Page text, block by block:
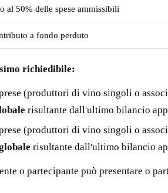
al 50% delle spese ammissibili
a fondo perduto
richiedibile:
(produttori di vino singoli o
risultante dall'ultimo bilancio
(produttori di vino singoli o
risultante dall'ultimo bilancio
o partecipante può presentare o